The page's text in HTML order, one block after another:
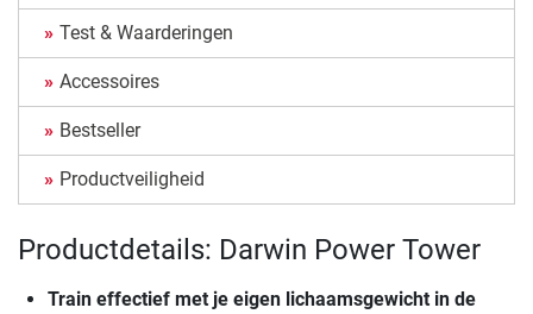
Test & Waarderingen
Accessoires
Bestseller
Productveiligheid
Productdetails: Darwin Power Tower
Train effectief met je eigen lichaamsgewicht in de